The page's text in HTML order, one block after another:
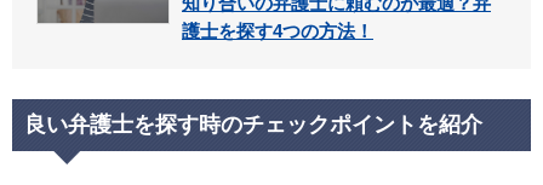
護士を探す4つの方法！
良い弁護士を探す時のチェックポイントを紹介